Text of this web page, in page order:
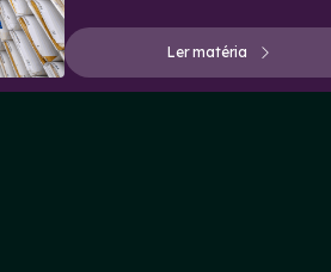
Ler matéria